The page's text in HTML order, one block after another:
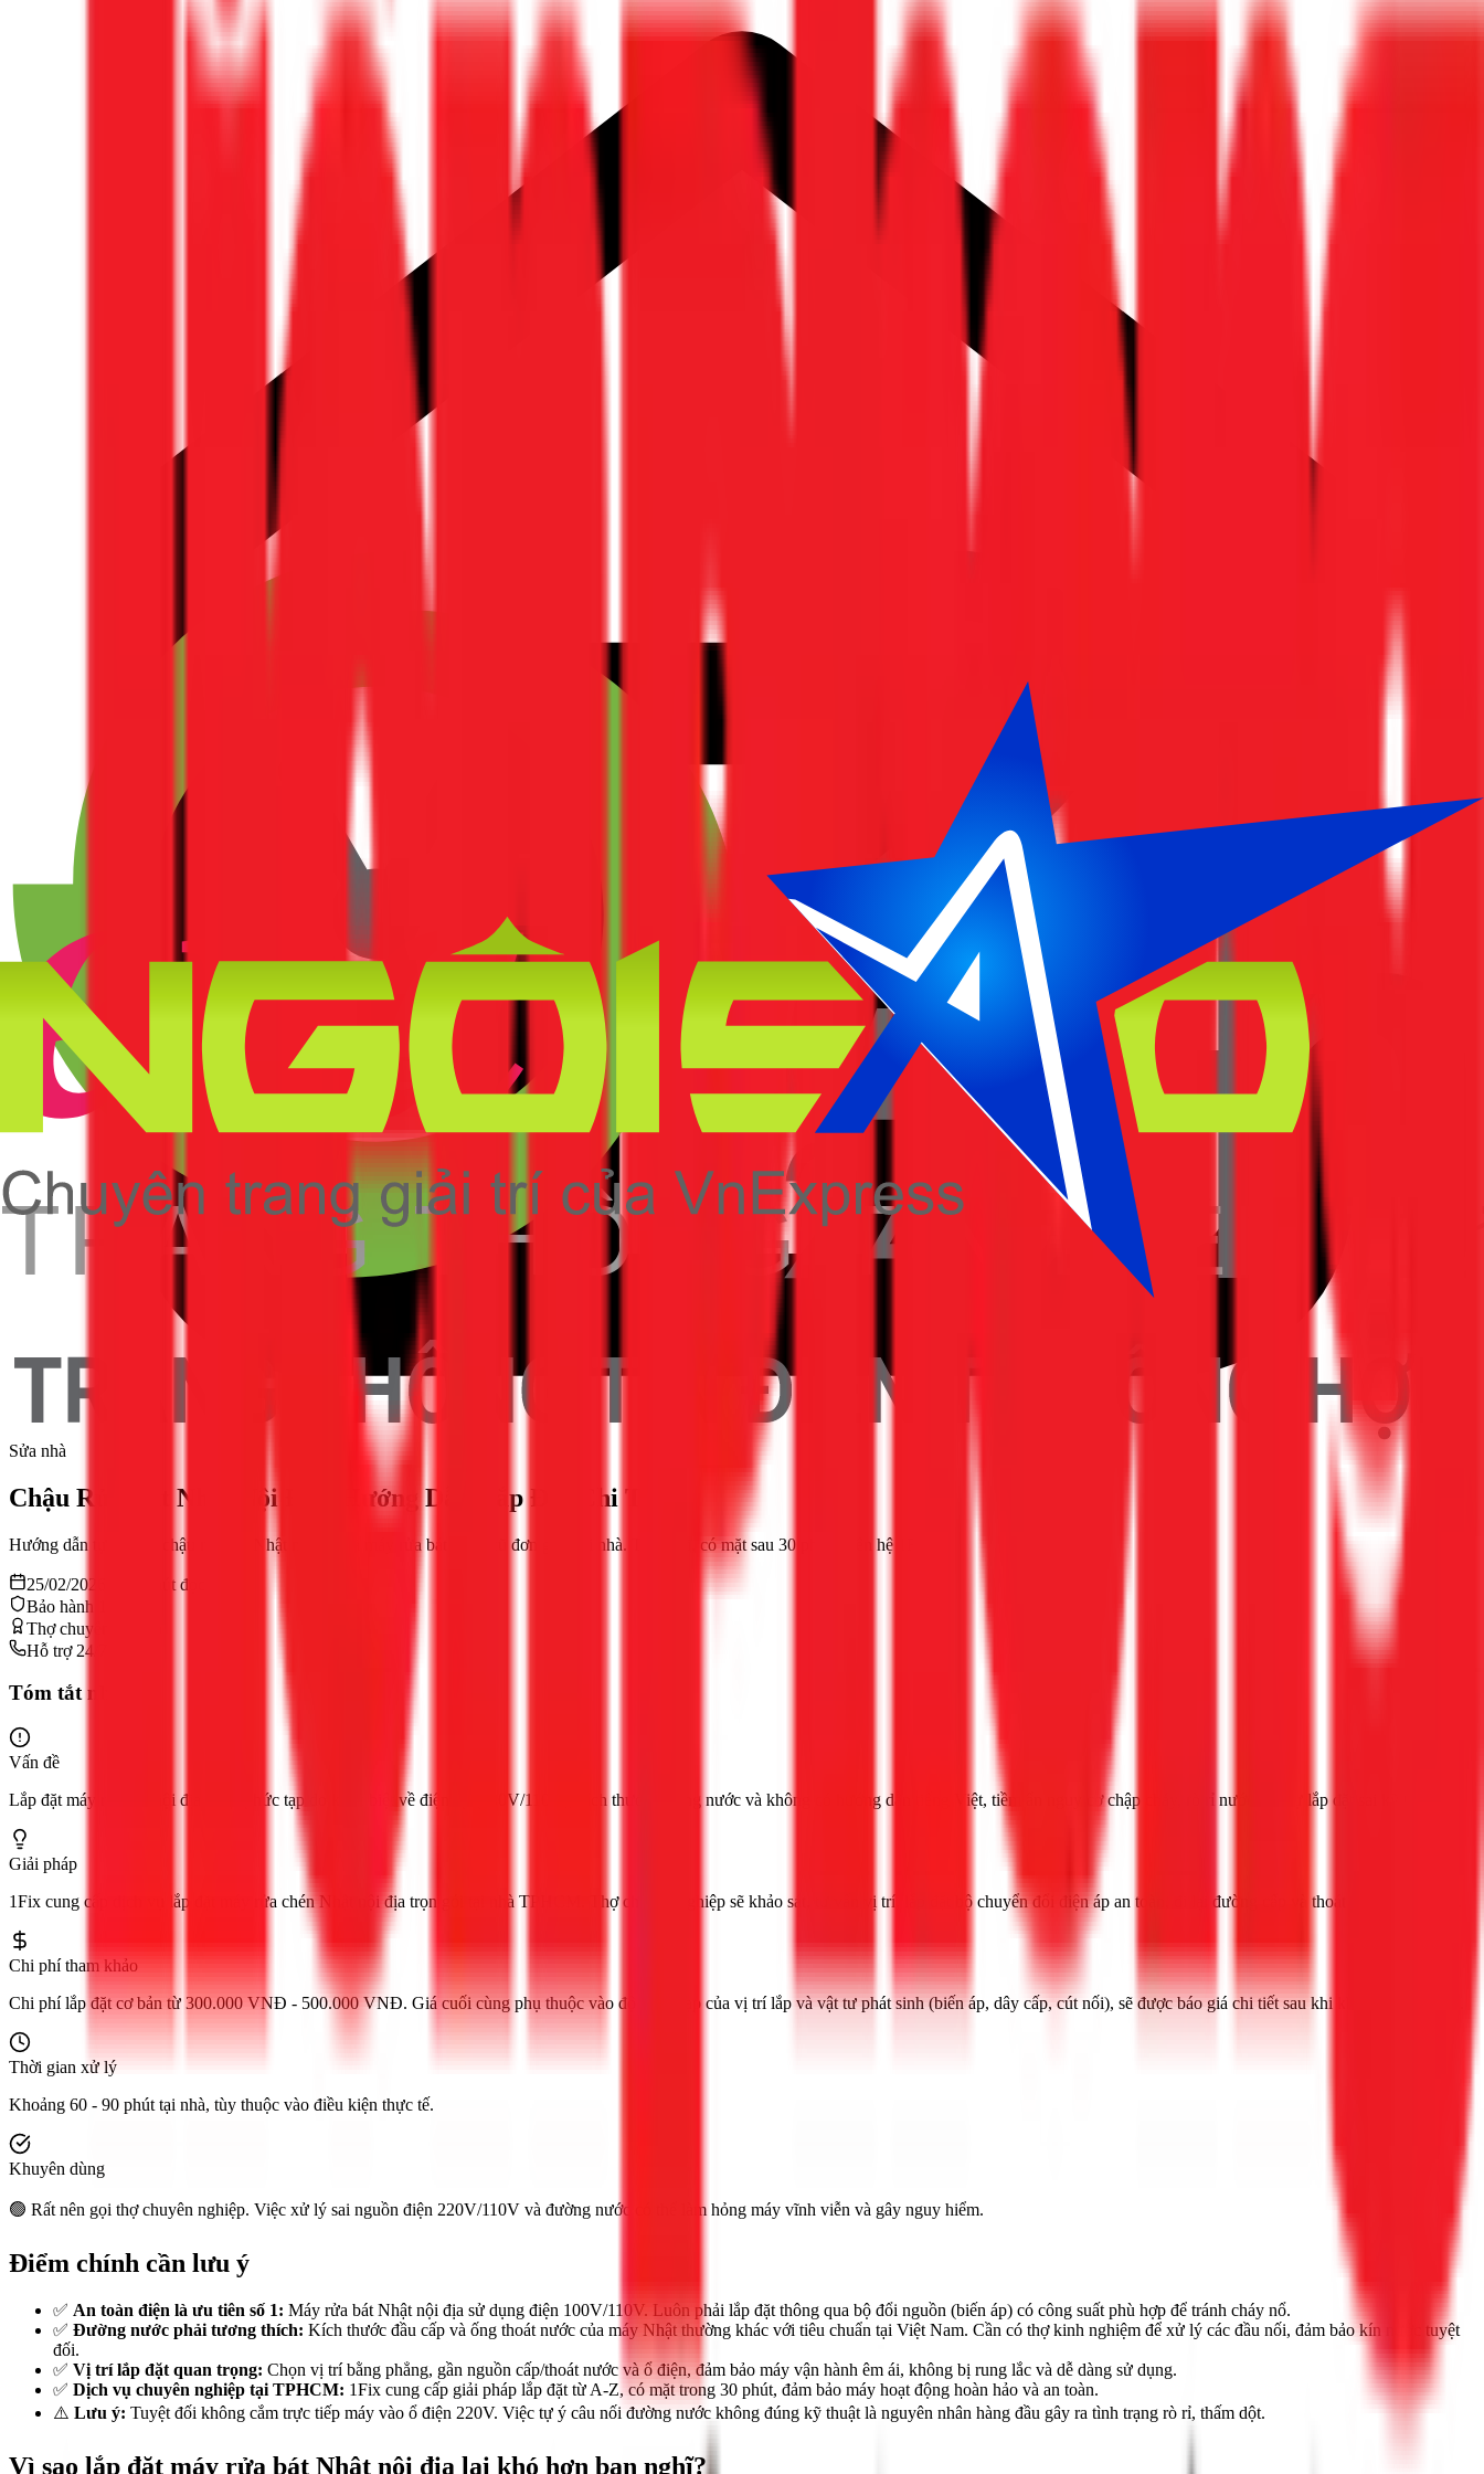
Sửa nhà
Chậu Rửa Bát Nhật Nội Địa: Hướng Dẫn Lắp Đặt Chi Tiết
Hướng dẫn tự lắp đặt chậu rửa bát Nhật nội địa và máy rửa bát Nhật cũ đơn giản tại nhà. Thợ giỏi, có mặt sau 30 phút. Liên hệ 1Fix
25/02/2026
phút đọc
Bảo hành 12 tháng
Thợ chuyên nghiệp
Hỗ trợ 24/7
Tóm tắt nhanh
Vấn đề
Lắp đặt máy rửa bát nội địa Nhật phức tạp do khác biệt về điện áp (100V/110V), kích thước đường nước và không có hướng dẫn tiếng Việt, tiềm ẩn nguy cơ chập cháy, rò rỉ nước nếu tự lắp đặt sai kỹ thuật.
Giải pháp
1Fix cung cấp dịch vụ lắp đặt máy rửa chén Nhật nội địa trọn gói tại nhà TPHCM. Thợ chuyên nghiệp sẽ khảo sát, tư vấn vị trí, lắp đặt bộ chuyển đổi điện áp an toàn, đi lại đường cấp và thoát nước chính xác.
Chi phí tham khảo
Chi phí lắp đặt cơ bản từ 300.000 VNĐ - 500.000 VNĐ. Giá cuối cùng phụ thuộc vào độ phức tạp của vị trí lắp và vật tư phát sinh (biến áp, dây cấp, cút nối), sẽ được báo giá chi tiết sau khi khảo sát miễn phí.
Thời gian xử lý
Khoảng 60 - 90 phút tại nhà, tùy thuộc vào điều kiện thực tế.
Khuyên dùng
🟢 Rất nên gọi thợ chuyên nghiệp. Việc xử lý sai nguồn điện 220V/110V và đường nước có thể làm hỏng máy vĩnh viễn và gây nguy hiểm.
Điểm chính cần lưu ý
✅ An toàn điện là ưu tiên số 1: Máy rửa bát Nhật nội địa sử dụng điện 100V/110V. Luôn phải lắp đặt thông qua bộ đổi nguồn (biến áp) có công suất phù hợp để tránh cháy nổ.
✅ Đường nước phải tương thích: Kích thước đầu cấp và ống thoát nước của máy Nhật thường khác với tiêu chuẩn tại Việt Nam. Cần có thợ kinh nghiệm để xử lý các đầu nối, đảm bảo kín nước tuyệt
đối.
✅ Vị trí lắp đặt quan trọng: Chọn vị trí bằng phẳng, gần nguồn cấp/thoát nước và ổ điện, đảm bảo máy vận hành êm ái, không bị rung lắc và dễ dàng sử dụng.
✅ Dịch vụ chuyên nghiệp tại TPHCM: 1Fix cung cấp giải pháp lắp đặt từ A-Z, có mặt trong 30 phút, đảm bảo máy hoạt động hoàn hảo và an toàn.
⚠️ Lưu ý: Tuyệt đối không cắm trực tiếp máy vào ổ điện 220V. Việc tự ý câu nối đường nước không đúng kỹ thuật là nguyên nhân hàng đầu gây ra tình trạng rò rỉ, thấm dột.
Vì sao lắp đặt máy rửa bát Nhật nội địa lại khó hơn bạn nghĩ?